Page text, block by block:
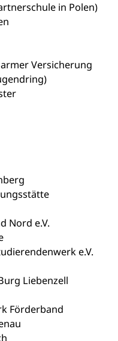
in Polen)
Versicherung
Nord e.V.
e.V.
Liebenzell
Förderband